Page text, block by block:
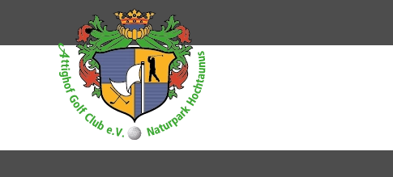
Zum Hauptinhalt springen